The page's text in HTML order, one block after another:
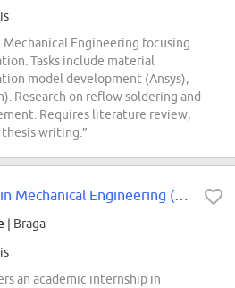
Engineering focusing
Tasks include material
model development (Ansys),
Research on reflow soldering and
Requires literature review,
writing.”
| Braga
an academic internship in